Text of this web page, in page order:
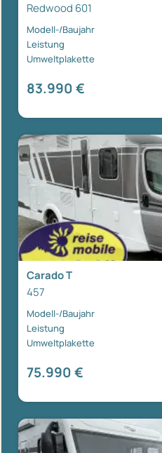
Redwood 601
Modell-/Baujahr
Leistung
Umweltplakette
83.990 €
Carado T
457
Modell-/Baujahr
Leistung
Umweltplakette
75.990 €